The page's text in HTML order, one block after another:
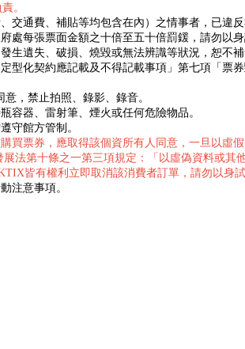
。
交通費、補貼等均包含在內）之情事者，已
處每張票面金額之十倍至五十倍罰鍰，請勿以身
生遺失、破損、燒毀或無法辨識等狀況，恕不補
型化契約應記載及不得記載事項」第七項「
，禁止拍照、錄影、錄音。
容器、雷射筆、煙火或任何危險物品。
守館方管制。
買票券，應取得該個資所有人同意，一旦以
法第十條之一第三項規定：「以虛偽資料或
皆有權利立即取消該消費者訂單，請勿以身試
注意事項。